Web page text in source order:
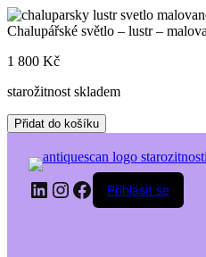
Skip
to
Chalupářské světlo – lustr –
1 800 Kč
starožitnost skladem
Chalupářské
světlo
lustr
malované
Přidat do košíku
LinkedIn
Instagram
Facebook
Přihlásit se